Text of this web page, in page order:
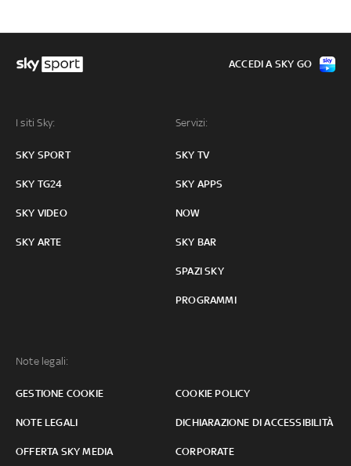
I siti Sky:
SKY SPORT
SKY TG24
SKY VIDEO
SKY ARTE
Servizi:
SKY TV
SKY APPS
NOW
SKY BAR
SPAZI SKY
PROGRAMMI
Note legali:
GESTIONE COOKIE COOKIE POLICY
NOTE LEGALI DICHIARAZIONE DI ACCESSIBILITÀ
OFFERTA SKY MEDIA CORPORATE
ACCEDI A SKY GO